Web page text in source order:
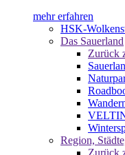
mehr erfahren
HSK-
Das Sauerland
Zurück
Region,